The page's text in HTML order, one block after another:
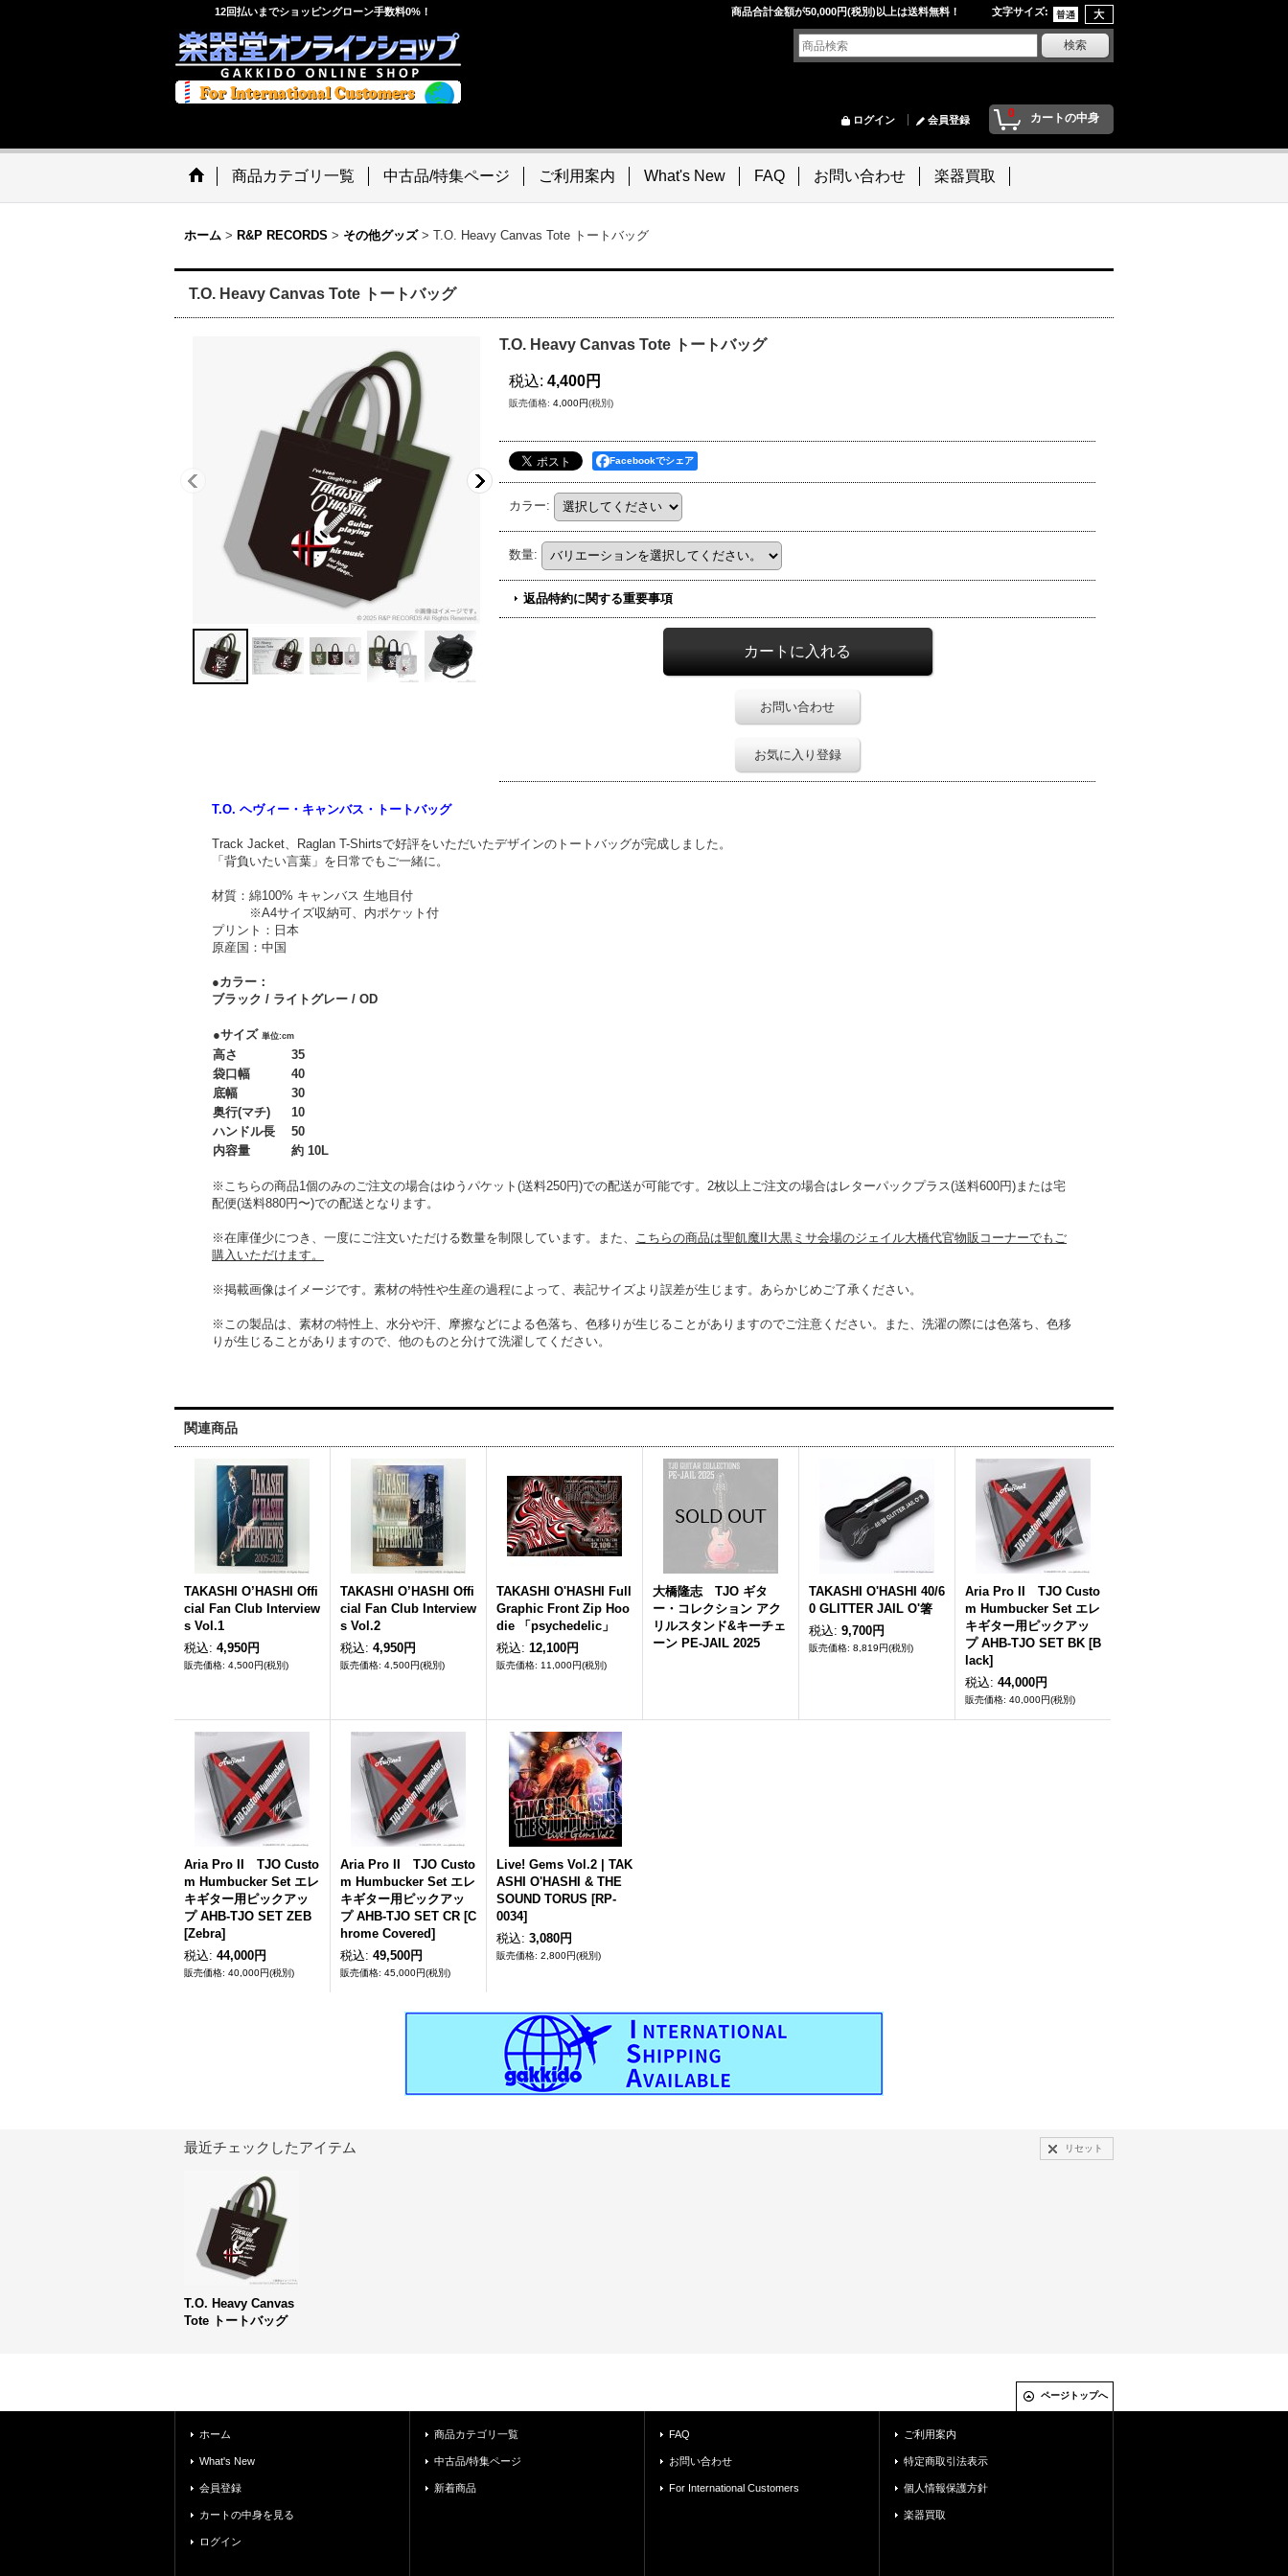
12回払いまでショッピングローン手数料0%！ 商品合計金額が50,000円(税別)以上は送料無料！ 文字サイズ:
0 カートの中身
ログイン 会員登録
商品カテゴリ一覧 中古品/特集ページ ご利用案内 What's New FAQ お問い合わせ 楽器買取
ホーム > R&P RECORDS > その他グッズ > T.O. Heavy Canvas Tote トートバッグ
T.O. Heavy Canvas Tote トートバッグ
T.O. Heavy Canvas Tote トートバッグ
販売価格: 4,000円(税別)
税込: 4,400円
Facebookでシェア
カラー:
数量:
返品特約に関する重要事項
お問い合わせ
お気に入り登録
T.O. ヘヴィー・キャンバス・トートバッグ
Track Jacket、Raglan T-Shirtsで好評をいただいたデザインのトートバッグが完成しました。
「背負いたい言葉」を日常でもご一緒に。
材質：綿100% キャンバス 生地目付
※A4サイズ収納可、内ポケット付
プリント：日本
原産国：中国
●カラー：
ブラック / ライトグレー / OD
●サイズ 単位:cm
高さ
35
袋口幅
40
底幅
30
奥行(マチ)
10
ハンドル長
50
内容量
約 10L
※こちらの商品1個のみのご注文の場合はゆうパケット(送料250円)での配送が可能です。2枚以上ご注文の場合はレターパックプラス(送料600円)または宅
配便(送料880円〜)での配送となります。
※在庫僅少につき、一度にご注文いただける数量を制限しています。また、 こちらの商品は聖飢魔II大黒ミサ会場のジェイル大橋代官物販コーナーでもご
購入いただけます。
※掲載画像はイメージです。素材の特性や生産の過程によって、表記サイズより誤差が生じます。あらかじめご了承ください。
※この製品は、素材の特性上、水分や汗、摩擦などによる色落ち、色移りが生じることがありますのでご注意ください。また、洗濯の際には色落ち、色移
りが生じることがありますので、他のものと分けて洗濯してください。
関連商品
TAKASHI O’HASHI Offi
cial Fan Club Interview
s Vol.1
4,500円(税別)
税込: 4,950円
TAKASHI O’HASHI Offi
cial Fan Club Interview
s Vol.2
4,500円(税別)
税込: 4,950円
TAKASHI O'HASHI Full
Graphic Front Zip Hoo
die 「psychedelic」
11,000円(税別)
税込: 12,100円
大橋隆志 TJO ギタ
ー・コレクション アク
リルスタンド&キーチェ
ーン PE-JAIL 2025
TAKASHI O'HASHI 40/6
0 GLITTER JAIL O'箸
8,819円(税別)
税込: 9,700円
Aria Pro II TJO Custo
m Humbucker Set エレ
キギター用ピックアッ
プ AHB-TJO SET BK [B
lack]
40,000円(税別)
税込: 44,000円
Aria Pro II TJO Custo
m Humbucker Set エレ
キギター用ピックアッ
プ AHB-TJO SET ZEB
[Zebra]
40,000円(税別)
税込: 44,000円
Aria Pro II TJO Custo
m Humbucker Set エレ
キギター用ピックアッ
プ AHB-TJO SET CR [C
hrome Covered]
45,000円(税別)
税込: 49,500円
Live! Gems Vol.2 | TAK
ASHI O'HASHI & THE
SOUND TORUS [RP-
0034]
2,800円(税別)
税込: 3,080円
最近チェックしたアイテム リセット
T.O. Heavy Canvas
Tote トートバッグ
ページトップへ
ホーム
What's New
会員登録
カートの中身を見る
ログイン
商品カテゴリ一覧
中古品/特集ページ
新着商品
FAQ
お問い合わせ
For International Customers
ご利用案内
特定商取引法表示
個人情報保護方針
楽器買取